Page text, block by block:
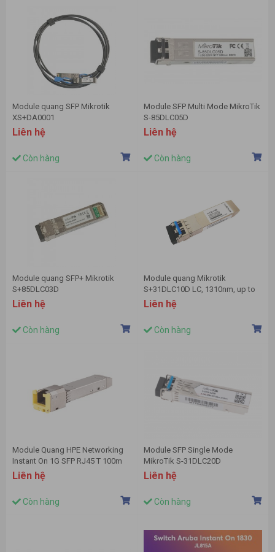
Module quang SFP Mikrotik
XS+DA0001
Liên hệ
Còn hàng
Module SFP Multi Mode MikroTik
S-85DLC05D
Liên hệ
Còn hàng
Module quang SFP+ Mikrotik
S+85DLC03D
Liên hệ
Còn hàng
Module quang Mikrotik
S+31DLC10D LC, 1310nm, up to
10km, SM, 1G/10G SFP+
Liên hệ
Còn hàng
Module Quang HPE Networking
Instant On 1G SFP RJ45 T 100m
Cat5e – R9D17A
Liên hệ
Còn hàng
Module SFP Single Mode
MikroTik S-31DLC20D
Liên hệ
Còn hàng